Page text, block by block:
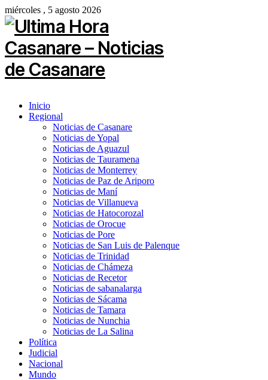
miércoles , 5 agosto 2026
Inicio
Regional
Noticias de Casanare
Noticias de Yopal
Noticias de Aguazul
Noticias de Tauramena
Noticias de Monterrey
Noticias de Paz de Ariporo
Noticias de Maní
Noticias de Villanueva
Noticias de Hatocorozal
Noticias de Orocue
Noticias de Pore
Noticias de San Luis de Palenque
Noticias de Trinidad
Noticias de Chámeza
Noticias de Recetor
Noticias de sabanalarga
Noticias de Sácama
Noticias de Tamara
Noticias de Nunchia
Noticias de La Salina
Política
Judicial
Nacional
Mundo